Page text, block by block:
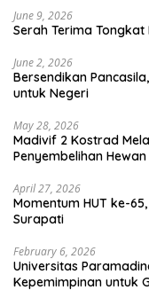
June 9, 2026
Serah Terima
June 2, 2026
Bersendikan
untuk Negeri
May 28, 2026
Madivif 2 Kostrad
Penyembelihan
April 27, 2026
Momentum HUT ke-
Surapati
February 6, 2026
Universitas
Kepemimpinan untuk